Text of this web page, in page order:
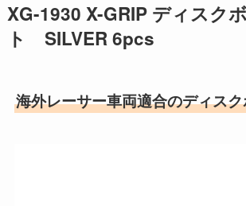
XG-1930 X-GRIP ディスク
ト SILVER 6pcs
海外レーサー車両適合のディス